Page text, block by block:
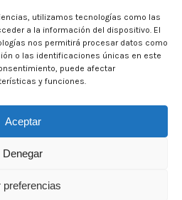
utilizamos tecnologías como las
a la información del dispositivo. El
nos permitirá procesar datos como
o las identificaciones únicas en este
puede afectar
y funciones.
Aceptar
Denegar
preferencias
Kit Digital financiado
– Next Generation EU
Aviso legal
de cookies